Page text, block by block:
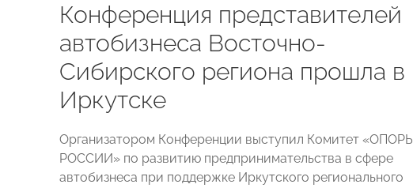
Конференция представителей
автобизнеса Восточно-
Сибирского региона прошла в
Иркутске
Организатором Конференции выступил Комитет
РОССИИ» по развитию предпринимательства в сфере
автобизнеса при поддержке Иркутского регионального